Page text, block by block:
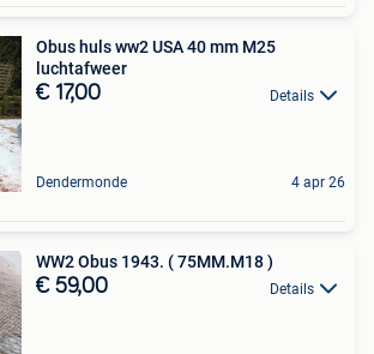
Obus huls ww2 USA 40 mm M25
luchtafweer
€ 17,00 Details
Dendermonde 4 apr 26
WW2 Obus 1943. ( 75MM.M18 )
€ 59,00 Details